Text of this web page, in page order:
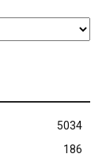
5034
186